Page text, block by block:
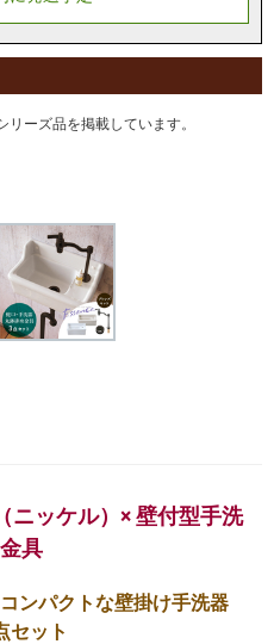
ーズ品を掲載しています。
ニッケル）× 壁付型手洗
具
ンパクトな壁掛け手洗器
セット